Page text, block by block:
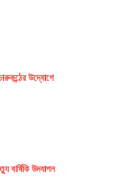
উদ্যোগে
বার্ষিকি উদযাপন